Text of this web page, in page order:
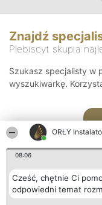
ORŁY
08:06
Cześć, chętnie Ci
odpowiedni temat
Znajdź
Plebiscyt skupia
Szukasz specjalisty w
wyszukiwarkę.